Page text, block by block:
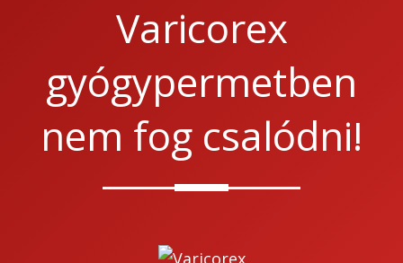
Varicorex
gyógypermetben
nem fog csalódni!